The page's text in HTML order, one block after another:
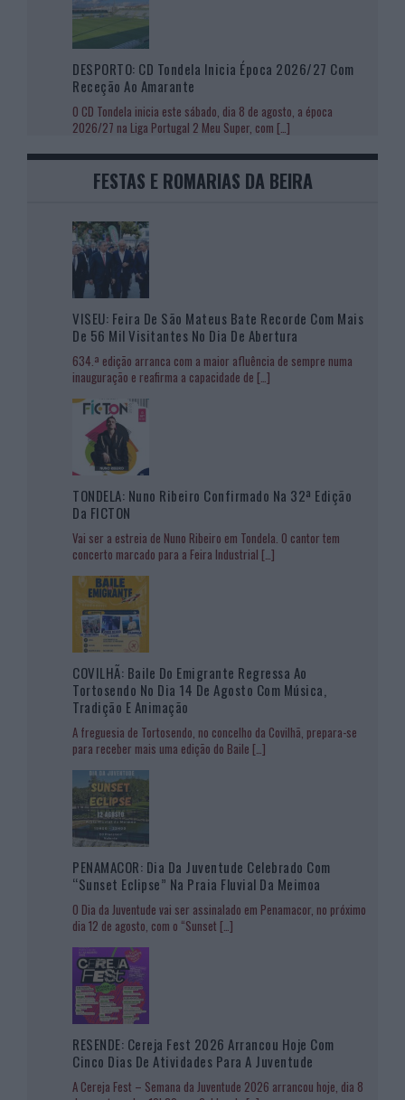
DESPORTO: CD Tondela Inicia Época 2026/27 Com
Receção Ao Amarante
O CD Tondela inicia este sábado, dia 8 de agosto, a época
2026/27 na Liga Portugal 2 Meu Super, com […]
FESTAS E ROMARIAS DA BEIRA
VISEU: Feira De São Mateus Bate Recorde Com Mais
De 56 Mil Visitantes No Dia De Abertura
634.ª edição arranca com a maior afluência de sempre numa
inauguração e reafirma a capacidade de […]
TONDELA: Nuno Ribeiro Confirmado Na 32ª Edição
Da FICTON
Vai ser a estreia de Nuno Ribeiro em Tondela. O cantor tem
concerto marcado para a Feira Industrial […]
COVILHÃ: Baile Do Emigrante Regressa Ao
Tortosendo No Dia 14 De Agosto Com Música,
Tradição E Animação
A freguesia de Tortosendo, no concelho da Covilhã, prepara-se
para receber mais uma edição do Baile […]
PENAMACOR: Dia Da Juventude Celebrado Com
“Sunset Eclipse” Na Praia Fluvial Da Meimoa
O Dia da Juventude vai ser assinalado em Penamacor, no próximo
dia 12 de agosto, com o “Sunset […]
RESENDE: Cereja Fest 2026 Arrancou Hoje Com
Cinco Dias De Atividades Para A Juventude
A Cereja Fest – Semana da Juventude 2026 arrancou hoje, dia 8